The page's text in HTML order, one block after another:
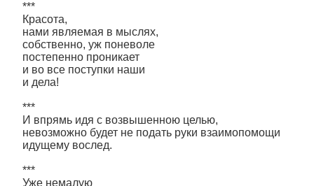
***
Красота,
нами являемая в мыслях,
собственно, уж поневоле
постепенно проникает
и во все поступки наши
и дела!
***
И впрямь идя с возвышенною целью,
невозможно будет не подать руки взаимопомощи
идущему вослед.
***
Уже немалую